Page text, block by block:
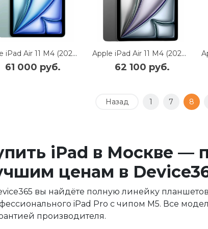
Apple iPad Air 11 M4 (2026) 128Gb Wi-Fi (Blue)
61 000 руб.
Apple iPad Air 11 M4 (2026) 128Gb Wi-Fi (Space Gray)
62 100 руб.
Назад 1 7 8
iPad в Москве —
ценам в
вы найдёте полную линейку
iPad Pro с чипом M5. Все
производителя.